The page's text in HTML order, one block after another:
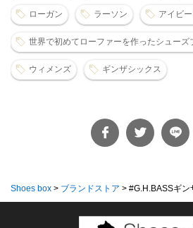
ローガン ラーソン アイビ
世界で初めてローファーを作ったシューズ
ウィメンズ ギンザシックス
Shoes box > ブランドストア > #G.H.BASSギン